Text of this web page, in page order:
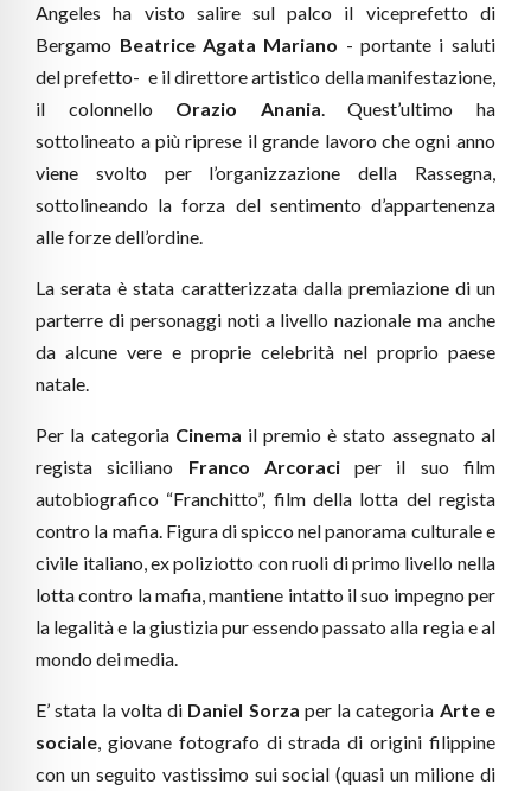
Angeles ha visto salire sul palco il viceprefetto di
Bergamo Beatrice Agata Mariano - portante i saluti
del prefetto- e il direttore artistico della manifestazione,
il colonnello Orazio Anania . Quest’ultimo ha
sottolineato a più riprese il grande lavoro che ogni anno
viene svolto per l’organizzazione della Rassegna,
sottolineando la forza del sentimento d’appartenenza
alle forze dell’ordine.
La serata è stata caratterizzata dalla premiazione di un
parterre di personaggi noti a livello nazionale ma anche
da alcune vere e proprie celebrità nel proprio paese
natale.
Per la categoria Cinema il premio è stato assegnato al
regista siciliano Franco Arcoraciper il suo film
autobiografico “Franchitto”, film della lotta del regista
contro la mafia. Figura di spicco nel panorama culturale e
civile italiano, ex poliziotto con ruoli di primo livello nella
lotta contro la mafia, mantiene intatto il suo impegno per
la legalità e la giustizia pur essendo passato alla regia e al
mondo dei media.
E’ stata la volta di Daniel Sorza per la categoria Arte e
sociale , giovane fotografo di strada di origini filippine
con un seguito vastissimo sui social (quasi un milione di